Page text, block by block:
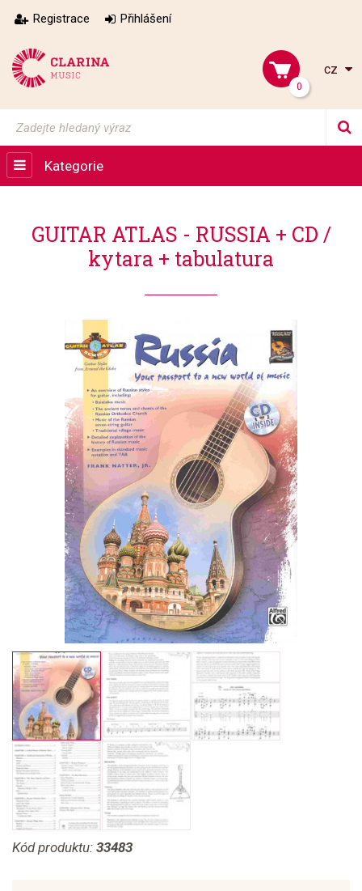
Registrace Přihlášení
0
cz
Kategorie
GUITAR ATLAS - RUSSIA + CD /
kytara + tabulatura
Kód produktu: 33483